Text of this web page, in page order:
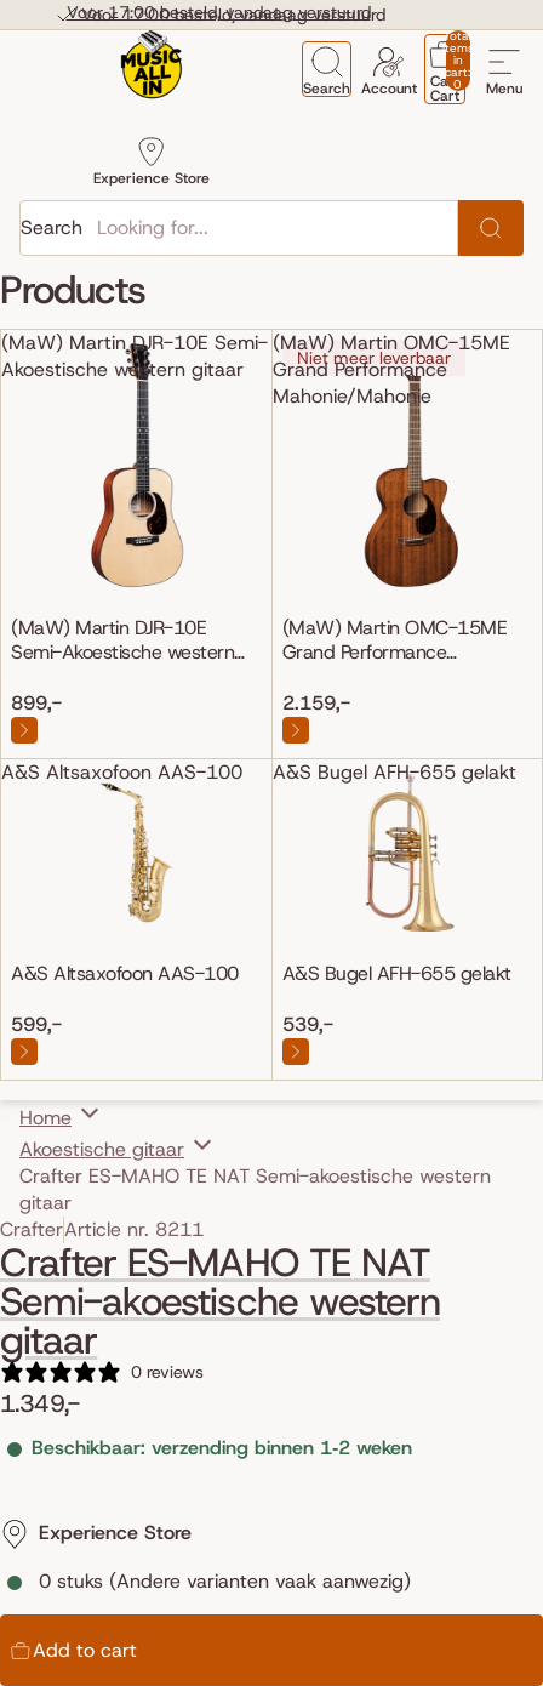
Voor 17:00 besteld, vandaag verstuurd
Voor 17:00 besteld, vandaag verstuurd
Menu
Search
Experience Store
Account
Total
items
in
cart:
0
Cart
Cart
Search
Products
(MaW) Martin DJR-10E Semi-
Akoestische western gitaar
(MaW) Martin DJR-10E
Semi-Akoestische western
899,-
(MaW) Martin OMC-15ME
Grand Performance
Mahonie/Mahonie
Niet meer leverbaar
(MaW) Martin OMC-15ME
Grand Performance
2.159,-
A&S Altsaxofoon AAS-100
A&S Altsaxofoon AAS-100
599,-
A&S Bugel AFH-655 gelakt
A&S Bugel AFH-655 gelakt
539,-
Home
Akoestische gitaar
Crafter ES-MAHO TE NAT Semi-akoestische western
gitaar
Skip to product information
CrafterArticle nr. 8211
Crafter ES-MAHO TE NAT
Semi-akoestische western
gitaar
0 reviews
1.349,-
Beschikbaar: verzending binnen 1‑2 weken
Experience Store
0 stuks (Andere varianten vaak aanwezig)
Add to cart